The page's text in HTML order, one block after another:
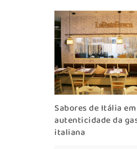
Sabores de Itália
autenticidade da
italiana